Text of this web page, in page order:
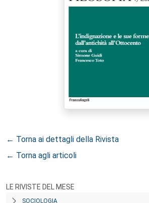
← Torna ai dettagli della Rivista
← Torna agli articoli
LE RIVISTE DEL MESE
SOCIOLOGIA